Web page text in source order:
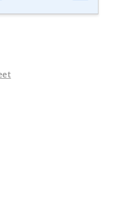
9014
lateksipinnoite